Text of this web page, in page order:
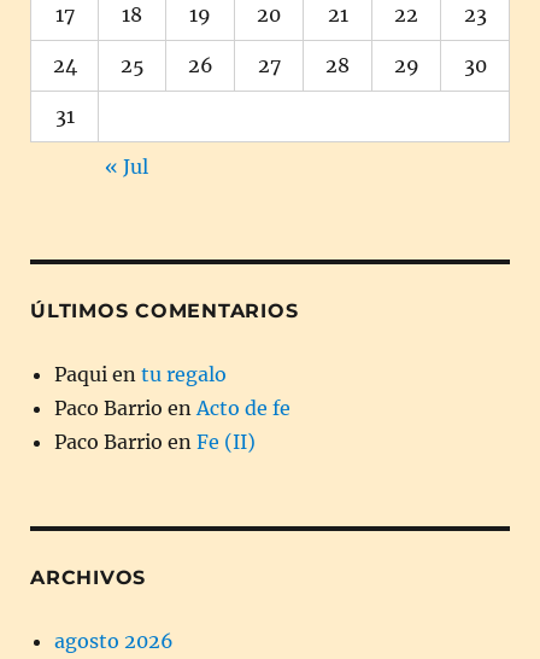
17 18 19 20 21 22 23
24 25 26 27 28 29 30
31
« Jul
ÚLTIMOS COMENTARIOS
Paqui en tu regalo
Paco Barrio en Acto de fe
Paco Barrio en Fe (II)
ARCHIVOS
agosto 2026